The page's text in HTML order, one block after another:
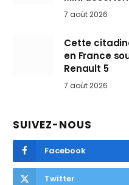
7 août 2026
Cette
en France
Renault 5
7 août 2026
SUIVEZ-NOUS
Facebook
Twitter